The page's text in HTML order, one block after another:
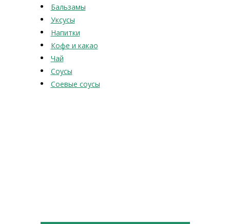
Бальзамы
Уксусы
Напитки
Кофе и какао
Чай
Соусы
Соевые соусы